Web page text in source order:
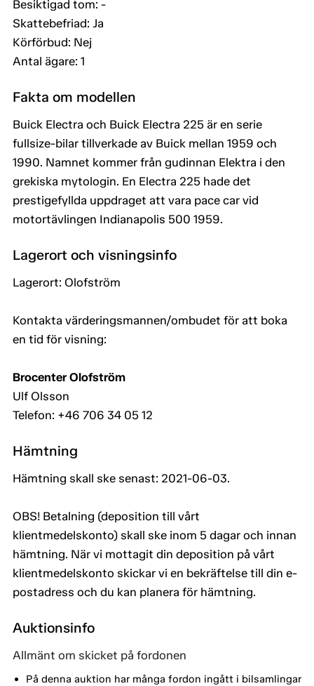
Besiktigad tom: -
Skattebefriad: Ja
Körförbud: Nej
Antal ägare: 1
Fakta om modellen
Buick Electra och Buick Electra 225 är en serie
fullsize-bilar tillverkade av Buick mellan 1959 och
1990. Namnet kommer från gudinnan Elektra i den
grekiska mytologin. En Electra 225 hade det
prestigefyllda uppdraget att vara pace car vid
motortävlingen Indianapolis 500 1959.
Lagerort och visningsinfo
Lagerort: Olofström
Kontakta värderingsmannen/ombudet för att boka
en tid för visning:
Brocenter Olofström
Ulf Olsson
Telefon: +46 706 34 05 12
Hämtning
Hämtning skall ske senast: 2021-06-03.
OBS! Betalning (deposition till vårt
klientmedelskonto) skall ske inom 5 dagar och innan
hämtning. När vi mottagit din deposition på vårt
klientmedelskonto skickar vi en bekräftelse till din e-
postadress och du kan planera för hämtning.
Auktionsinfo
Allmänt om skicket på fordonen
På denna auktion har många fordon ingått i bilsamlingar